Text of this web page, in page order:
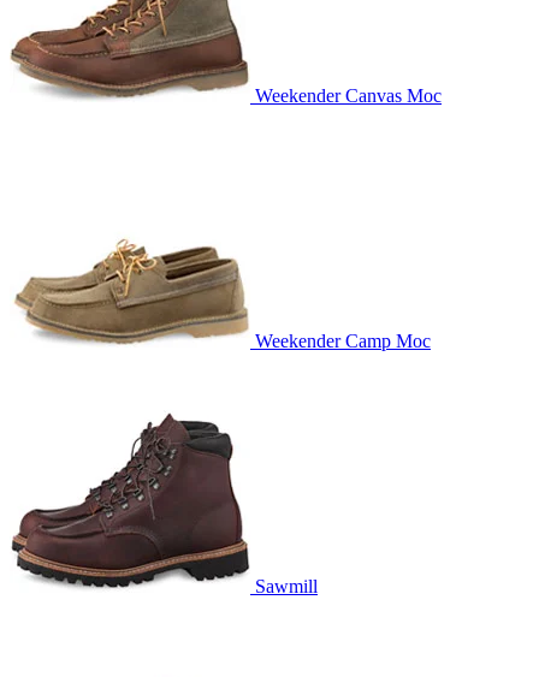
Weekender Canvas Moc
Weekender Camp Moc
Sawmill